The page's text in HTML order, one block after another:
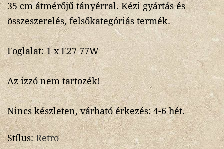
35 cm átmérőjű tányérral. Kézi gyártás és
összeszerelés, felsőkategóriás termék.
Foglalat: 1 x E27 77W
Az izzó nem tartozék!
Nincs készleten, várható érkezés: 4-6 hét.
Stílus:Retro